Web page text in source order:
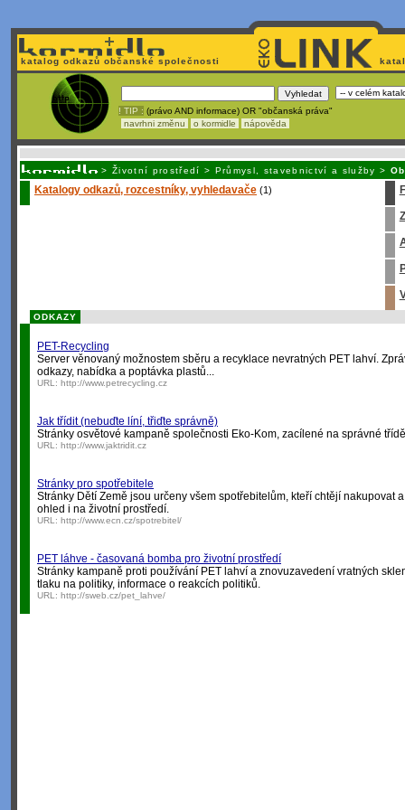
katalog odkazů občanské společnosti
! TIP : (právo AND informace) OR "občanská práva"
navrhni změnu
o kormidle nápověda
> Životní prostředí > Průmysl, stavebnictví a služby >
Katalogy odkazů, rozcestníky, vyhledavače (1)
ODKAZY
PET-Recycling
Server věnovaný možnostem sběru a recyklace nevratných PET lahví.
odkazy, nabídka a poptávka plastů...
URL: http://www.petrecycling.cz
Jak třídit (nebuďte líní, třiďte správně)
Stránky osvětové kampaně společnosti Eko-Kom, zacílené na správné
URL: http://www.jaktridit.cz
Stránky pro spotřebitele
Stránky Dětí Země jsou určeny všem spotřebitelům, kteří chtějí nakupovat
ohled i na životní prostředí.
URL: http://www.ecn.cz/spotrebitel/
PET láhve - časovaná bomba pro životní prostředí
Stránky kampaně proti používání PET lahví a znovuzavedení vratných
tlaku na politiky, informace o reakcích politiků.
URL: http://sweb.cz/pet_lahve/